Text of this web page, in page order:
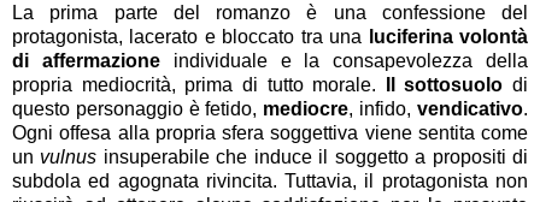
La prima parte del romanzo è una confessione del
protagonista, lacerato e bloccato tra una
luciferina volontà
di affermazioneindividuale e la consapevolezza della
propria mediocrità, prima di tutto morale.
Il sottosuolo di
questo personaggio è fetido, mediocre, infido,vendicativo.
Ogni offesa alla propria sfera soggettiva viene sentita come
un vulnus insuperabile che induce il soggetto a propositi di
subdola ed agognata rivincita. Tuttavia, il protagonista non